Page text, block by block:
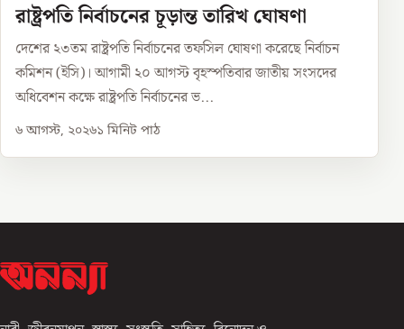
রাষ্ট্রপতি নির্বাচনের চূড়ান্ত তারিখ ঘোষণা
দেশের ২৩তম রাষ্ট্রপতি নির্বাচনের তফসিল ঘোষণা করেছে নির্বাচন
কমিশন (ইসি)। আগামী ২০ আগস্ট বৃহস্পতিবার জাতীয় সংসদের
অধিবেশন কক্ষে রাষ্ট্রপতি নির্বাচনের ভ...
৬ আগস্ট, ২০২৬১ মিনিট পাঠ